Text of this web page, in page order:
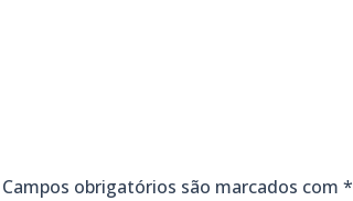
Campos obrigatórios são marcados com*